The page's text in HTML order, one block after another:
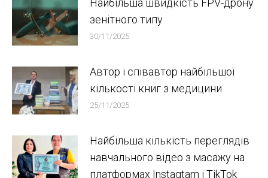
Найбільша швидкість FPV-дрону
зенітного типу
30/11/2025
Автор і співавтор найбільшої
кількості книг з медицини
25/11/2025
Найбільша кількість переглядів
навчального відео з масажу на
платформах Instagtam i TikTok